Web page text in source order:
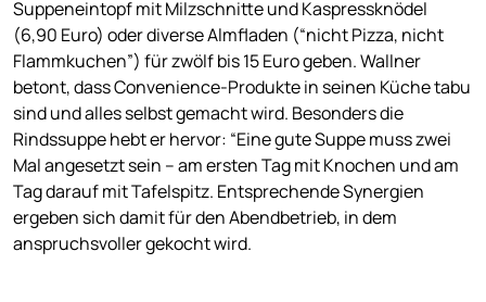
Suppeneintopf mit Milzschnitte und Kaspressknödel
(6,90 Euro) oder diverse Almfladen (“nicht Pizza, nicht
Flammkuchen”) für zwölf bis 15 Euro geben. Wallner
betont, dass Convenience-Produkte in seinen Küche tabu
sind und alles selbst gemacht wird. Besonders die
Rindssuppe hebt er hervor: “Eine gute Suppe muss zwei
Mal angesetzt sein – am ersten Tag mit Knochen und am
Tag darauf mit Tafelspitz. Entsprechende Synergien
ergeben sich damit für den Abendbetrieb, in dem
anspruchsvoller gekocht wird.